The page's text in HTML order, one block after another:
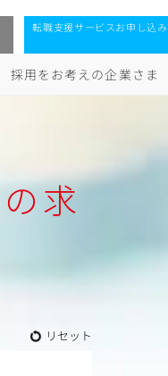
転職支援サービスお申し込み
採用をお考えの企業さま
求
リセット